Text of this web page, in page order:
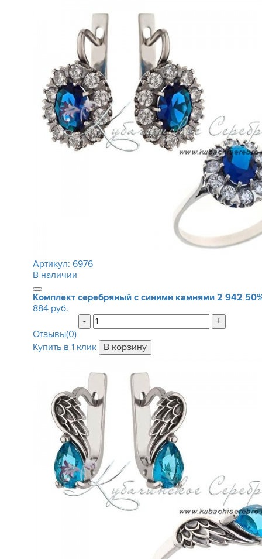
Артикул: 6976
В наличии
Комплект серебряный с синими камнями 2 942
884 руб.
-
+
Отзывы(0)
Купить в 1 клик